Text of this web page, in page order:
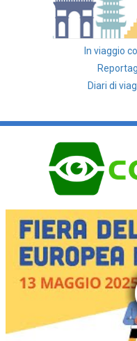
In viaggio
Diari di